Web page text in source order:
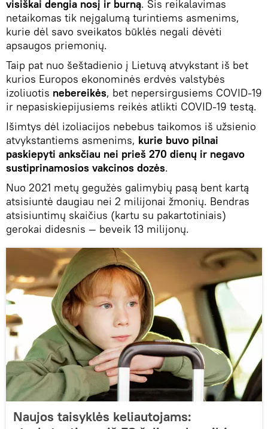
visiškai dengia nosį ir burną. Šis reikalavimas
netaikomas tik neįgalumą turintiems asmenims,
kurie dėl savo sveikatos būklės negali dėvėti
apsaugos priemonių.
Taip pat nuo šeštadienio į Lietuvą atvykstant iš bet
kurios Europos ekonominės erdvės valstybės
izoliuotis nebereikės, bet nepersirgusiems COVID-19
ir nepasiskiepijusiems reikės atlikti COVID-19 testą.
Išimtys dėl izoliacijos nebebus taikomos iš užsienio
atvykstantiems asmenims, kurie buvo pilnai
paskiepyti anksčiau nei prieš 270 dienų ir negavo
sustiprinamosios vakcinos dozės.
Nuo 2021 metų gegužės galimybių pasą bent kartą
atsisiuntė daugiau nei 2 milijonai žmonių. Bendras
atsisiuntimų skaičius (kartu su pakartotiniais)
gerokai didesnis — beveik 13 milijonų.
Naujos taisyklės keliautojams: